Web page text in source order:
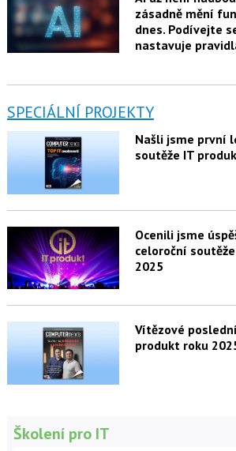
zásadně mění
dnes. Podívejte
nastavuje
SPECIÁLNÍ PROJEKTY
Našli jsme první
soutěže IT
Ocenili jsme
celoroční
2025
Vítězové
produkt roku
Školení pro IT